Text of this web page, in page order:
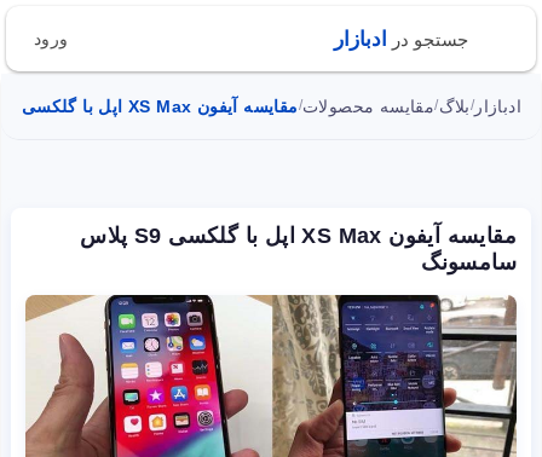
جستجو در ادبازار ورود
ادبازار /بلاگ/مقایسه محصولات/مقایسه آیفون XS Max اپل با گلکسی S9 پلاس سامسونگ
مقایسه آیفون XS Max اپل با گلکسی S9 پلاس
سامسونگ